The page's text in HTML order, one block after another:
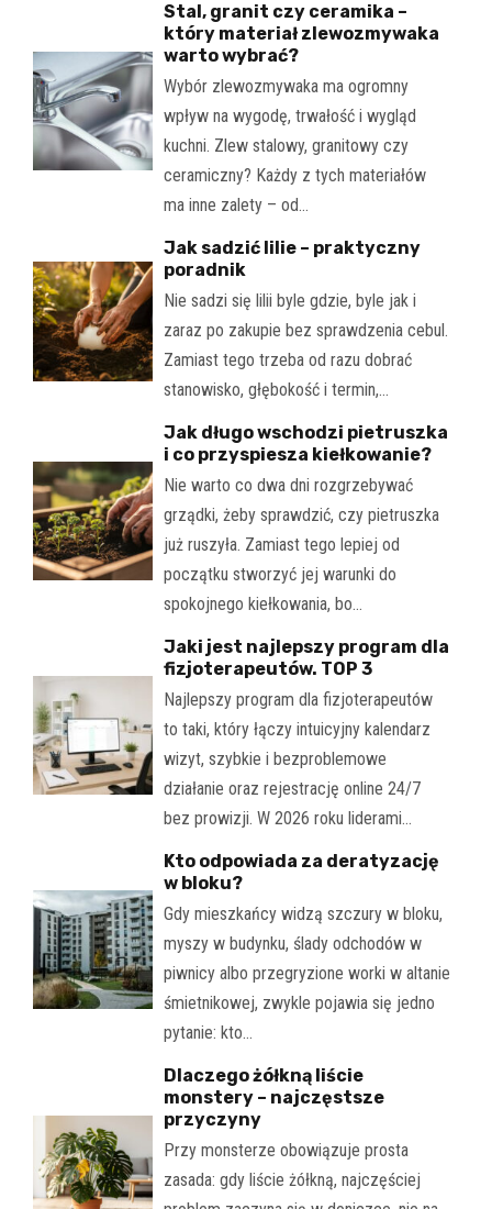
Stal, granit czy ceramika –
który materiał zlewozmywaka
warto wybrać?
Wybór zlewozmywaka ma ogromny
wpływ na wygodę, trwałość i wygląd
kuchni. Zlew stalowy, granitowy czy
ceramiczny? Każdy z tych materiałów
ma inne zalety – od…
Jak sadzić lilie – praktyczny
poradnik
Nie sadzi się lilii byle gdzie, byle jak i
zaraz po zakupie bez sprawdzenia cebul.
Zamiast tego trzeba od razu dobrać
stanowisko, głębokość i termin,…
Jak długo wschodzi pietruszka
i co przyspiesza kiełkowanie?
Nie warto co dwa dni rozgrzebywać
grządki, żeby sprawdzić, czy pietruszka
już ruszyła. Zamiast tego lepiej od
początku stworzyć jej warunki do
spokojnego kiełkowania, bo…
Jaki jest najlepszy program dla
fizjoterapeutów. TOP 3
Najlepszy program dla fizjoterapeutów
to taki, który łączy intuicyjny kalendarz
wizyt, szybkie i bezproblemowe
działanie oraz rejestrację online 24/7
bez prowizji. W 2026 roku liderami…
Kto odpowiada za deratyzację
w bloku?
Gdy mieszkańcy widzą szczury w bloku,
myszy w budynku, ślady odchodów w
piwnicy albo przegryzione worki w altanie
śmietnikowej, zwykle pojawia się jedno
pytanie: kto…
Dlaczego żółkną liście
monstery – najczęstsze
przyczyny
Przy monsterze obowiązuje prosta
zasada: gdy liście żółkną, najczęściej